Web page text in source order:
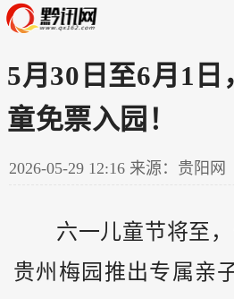
5月30日至6月1
童免票入园！
2026-05-29 12:16 来源：贵阳网
六一儿童节将至
贵州 梅园推出专属亲